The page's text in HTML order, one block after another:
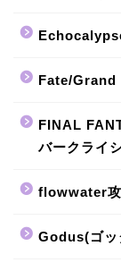
Fate/Grand
FINAL
バークライ
flowwater
Godus(ゴッ